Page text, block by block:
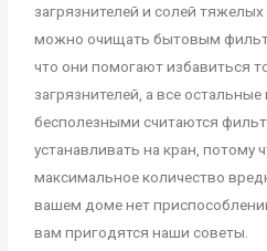
загрязнителей и солей
можно очищать бытовым
что они помогают избавиться
загрязнителей, а все
бесполезными считаются
устанавливать на кран, потому
максимальное количество
вашем доме нет
вам пригодятся наши советы.